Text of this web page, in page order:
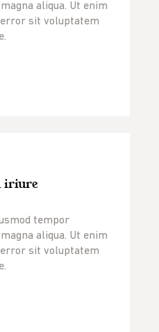
aliqua. Ut enim
sit voluptatem
iriure
tempor
aliqua. Ut enim
sit voluptatem